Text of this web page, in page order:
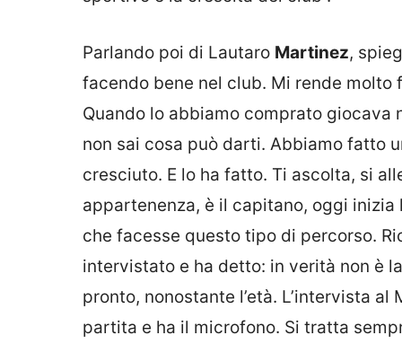
Parlando poi di Lautaro Martinez,
facendo bene nel club. Mi rende
Quando lo abbiamo comprato giocava
non sai cosa può darti. Abbiamo fatto
cresciuto. E lo ha fatto. Ti ascolta, si
appartenenza, è il capitano, oggi
che facesse questo tipo di percorso.
intervistato e ha detto: in verità non è
pronto, nonostante l’età. L’intervista
partita e ha il microfono. Si tratta